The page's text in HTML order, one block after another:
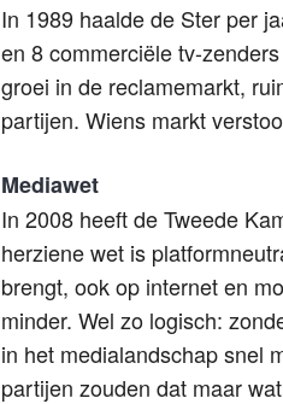
In 1989 haalde de Ster per
en 8 commerciële tv-
groei in de reclamemarkt,
partijen. Wiens markt
Mediawet
In 2008 heeft de Tweede
herziene wet is
brengt, ook op internet en
minder. Wel zo logisch:
in het medialandschap snel
partijen zouden dat maar